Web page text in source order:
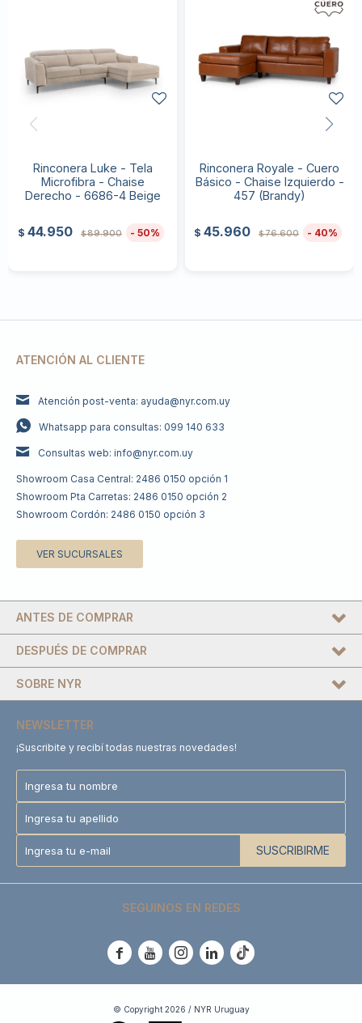
Rinconera Luke - Tela
Microfibra - Chaise
Derecho - 6686-4 Beige
$ 44.950 $89.900 50
Rinconera Royale - Cuero
Básico - Chaise Izquierdo -
457 (Brandy)
$ 45.960 $76.600 40
ATENCIÓN AL CLIENTE
Atención post-venta: ayuda@nyr.com.uy
Whatsapp para consultas: 099 140 633
Consultas web: info@nyr.com.uy
Showroom Casa Central: 2486 0150 opción 1
Showroom Pta Carretas: 2486 0150 opción 2
Showroom Cordón: 2486 0150 opción 3
VER SUCURSALES
DESPUÉS DE COMPRAR
SOBRE NYR
ANTES DE COMPRAR
NEWSLETTER
¡Suscribite y recibí todas nuestras novedades!
SUSCRIBIRME
SEGUINOS EN REDES
    
© Copyright 2026 / NYR Uruguay